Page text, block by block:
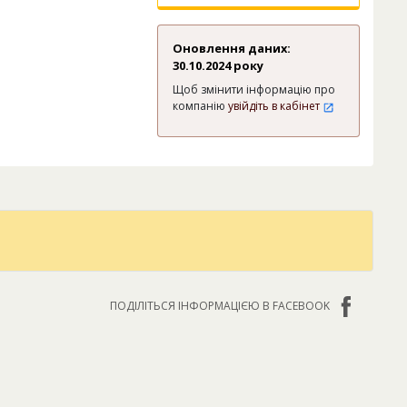
Оновлення даних:
30.10.2024 року
Щоб змінити інформацію про
компанію увійдіть в кабінет
ПОДІЛІТЬСЯ ІНФОРМАЦІЄЮ В FACEBOOK